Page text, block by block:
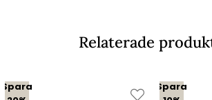
Relaterade
Spara
Spara